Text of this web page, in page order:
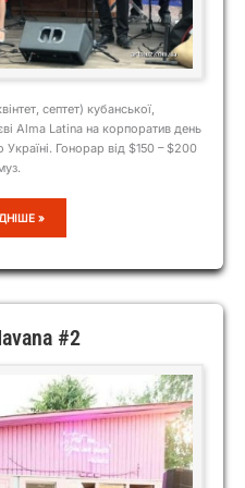
септет) кубанської,
Alma Latina на корпоратив день
Україні. Гонорар від $150 – $200
»
#2